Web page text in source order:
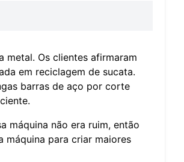
metal. Os clientes afirmaram
em reciclagem de sucata.
barras de aço por corte
máquina não era ruim, então
máquina para criar maiores